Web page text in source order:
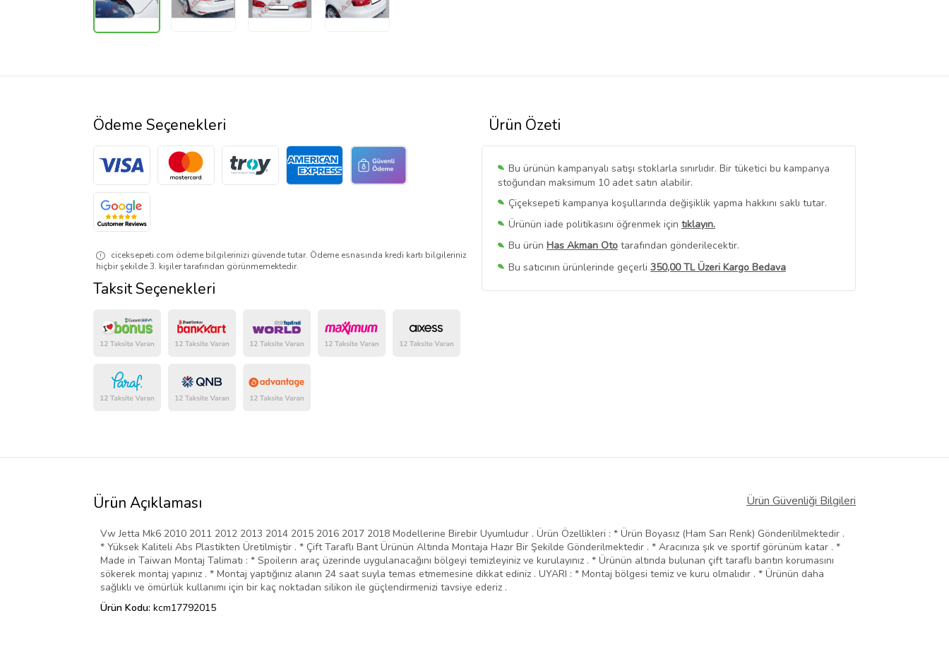
Ürün Özeti
Bu ürünün kampanyalı satışı stoklarla sınırlıdır. Bir tüketici bu kampanya
stoğundan maksimum 10 adet satın alabilir.
Çiçeksepeti kampanya koşullarında değişiklik yapma hakkını saklı tutar.
Ürünün iade politikasını öğrenmek için tıklayın.
Bu ürün Has Akman Oto tarafından gönderilecektir.
Bu satıcının ürünlerinde geçerli 350,00 TL Üzeri Kargo Bedava
Bu SatıcınınTüm Ürünlerini Görüntüle
Ödeme Seçenekleri
ciceksepeti.com ödeme bilgilerinizi güvende tutar. Ödeme esnasında kredi kartı bilgileriniz
hiçbir şekilde 3. kişiler tarafından görünmemektedir.
Taksit Seçenekleri
Ürün Açıklaması Ürün Güvenliği Bilgileri
Vw Jetta Mk6 2010 2011 2012 2013 2014 2015 2016 2017 2018 Modellerine Birebir Uyumludur . Ürün Özellikleri : * Ürün Boyasız (Ham Sarı Renk) Gönderililmektedir .
* Yüksek Kaliteli Abs Plastikten Üretilmiştir . * Çift Taraflı Bant Ürünün Altında Montaja Hazır Bir Şekilde Gönderilmektedir . * Aracınıza şık ve sportif görünüm katar . *
Made in Taiwan Montaj Talimatı : * Spoilerın araç üzerinde uygulanacağını bölgeyi temizleyiniz ve kurulayınız . * Ürünün altında bulunan çift taraflı bantın korumasını
sökerek montaj yapınız . * Montaj yaptığınız alanın 24 saat suyla temas etmemesine dikkat ediniz . UYARI : * Montaj bölgesi temiz ve kuru olmalıdır . * Ürünün daha
sağlıklı ve ömürlük kullanımı için bir kaç noktadan silikon ile güçlendirmenizi tavsiye ederiz .
Ürün Kodu: kcm17792015